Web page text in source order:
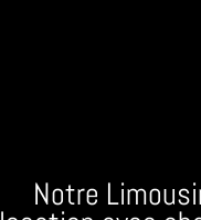
Notre